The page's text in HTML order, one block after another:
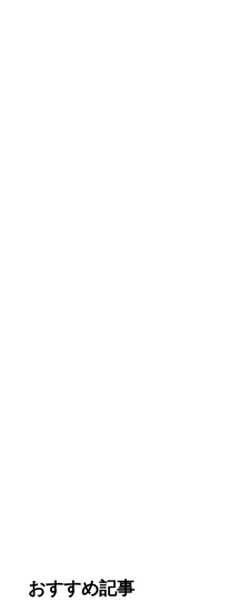
おすすめ記事